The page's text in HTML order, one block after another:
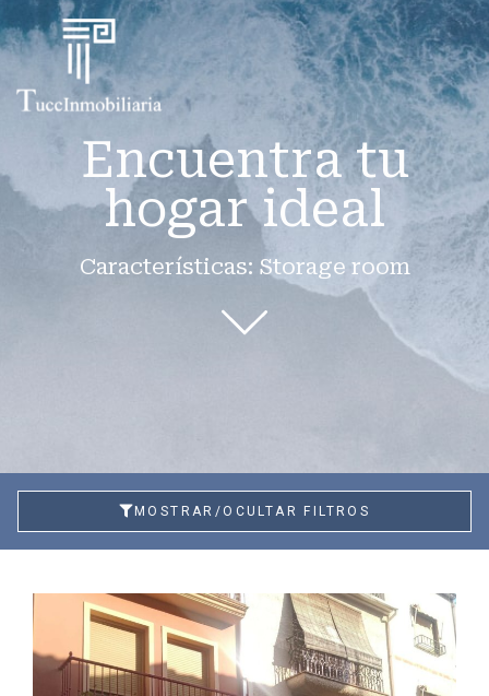
Encuentra tu
hogar ideal
Características: Storage room
MOSTRAR/OCULTAR FILTROS